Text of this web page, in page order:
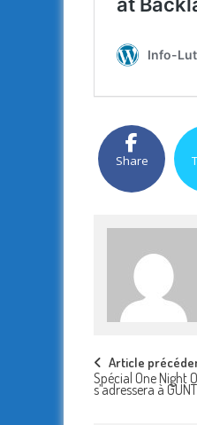
Share
Post
navigation
Article
Spécial One Night
s’adressera à